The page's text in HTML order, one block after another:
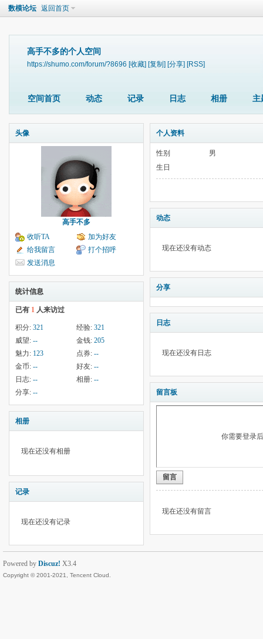
数模论坛 返回首页
高手不多的个人空间
https://shumo.com/forum/?8696 [收藏] [复制] [分享] [RSS]
空间首页 动态 记录 日志 相册 主
头像
高手不多
收听TA
加为好友
给我留言
打个招呼
发送消息
统计信息
已有 1 人来访过
积分: 321 经验: 321
威望: -- 金钱: 205
魅力: 123 点券: --
金币: -- 好友: --
日志: -- 相册: --
分享: --
相册
现在还没有相册
记录
现在还没有记录
个人资料
性别
男
生日
动态
现在还没有动态
分享
日志
现在还没有日志
留言板
你需要登录
留言
现在还没有留言
Powered by Discuz! X3.4
Copyright © 2001-2021, Tencent Cloud.